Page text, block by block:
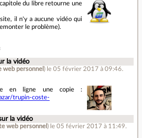
du libre retourne une
il n'y a aucune vidéo qui
le problème).
la vidéo
web personnel ) le 05 février 2017 à 09:46.
en ligne une copie :
trupin-coste-
la vidéo
web personnel ) le 05 février 2017 à 11:49.